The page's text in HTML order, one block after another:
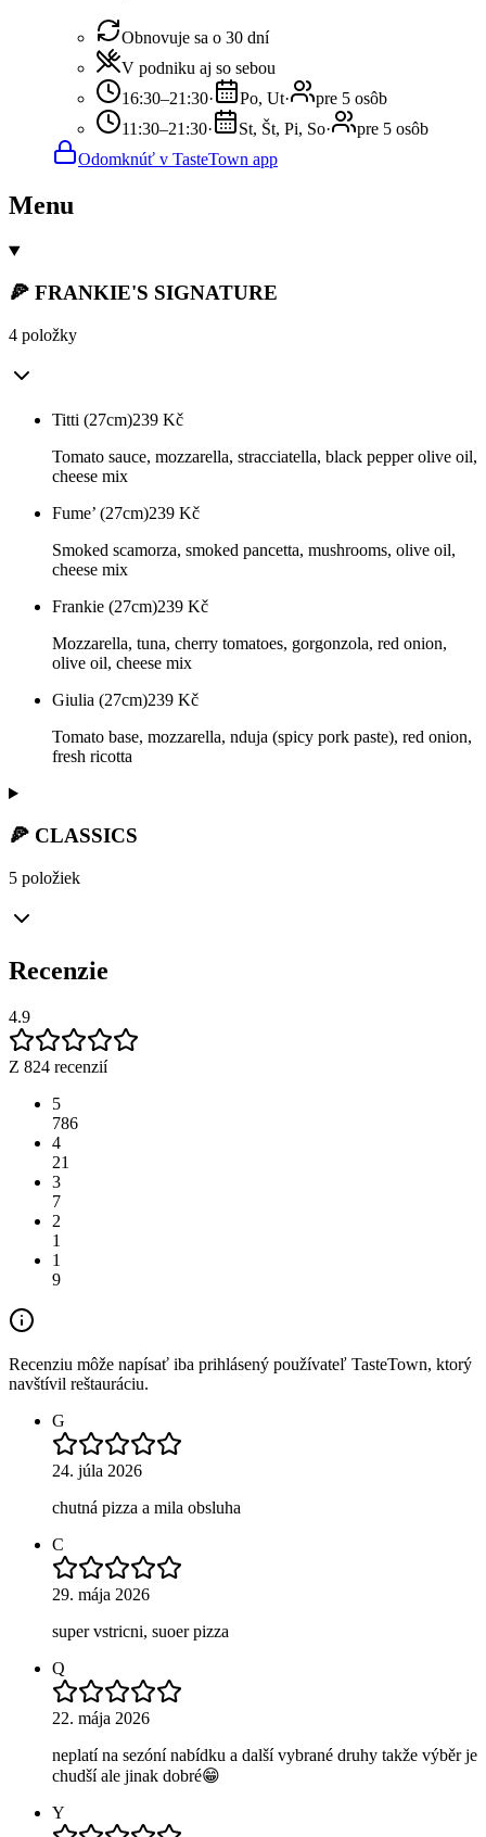
Obnovuje sa o 30 dní
V podniku aj so sebou
16:30–21:30· Po, Ut·
pre 5 osôb
11:30–21:30· St, Št, Pi, So·
pre 5 osôb
Odomknúť v TasteTown app
Menu
🍕 FRANKIE'S SIGNATURE
4 položky
Titti (27cm)239 Kč
Tomato sauce, mozzarella, stracciatella, black pepper olive oil,
cheese mix
Fume’ (27cm)239 Kč
Smoked scamorza, smoked pancetta, mushrooms, olive oil,
cheese mix
Frankie (27cm)239 Kč
Mozzarella, tuna, cherry tomatoes, gorgonzola, red onion,
olive oil, cheese mix
Giulia (27cm)239 Kč
Tomato base, mozzarella, nduja (spicy pork paste), red onion,
fresh ricotta
🍕 CLASSICS
5 položiek
Recenzie
4.9
Z 824 recenzií
5
786
4
21
3
7
2
1
1
9
Recenziu môže napísať iba prihlásený používateľ TasteTown, ktorý
navštívil reštauráciu.
G
24. júla 2026
chutná pizza a mila obsluha
C
29. mája 2026
super vstricni, suoer pizza
Q
22. mája 2026
neplatí na sezóní nabídku a další vybrané druhy takže výběr je
chudší ale jinak dobré😁
Y